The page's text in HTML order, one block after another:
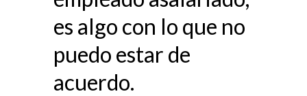
es algo con lo que no
puedo estar de
acuerdo.